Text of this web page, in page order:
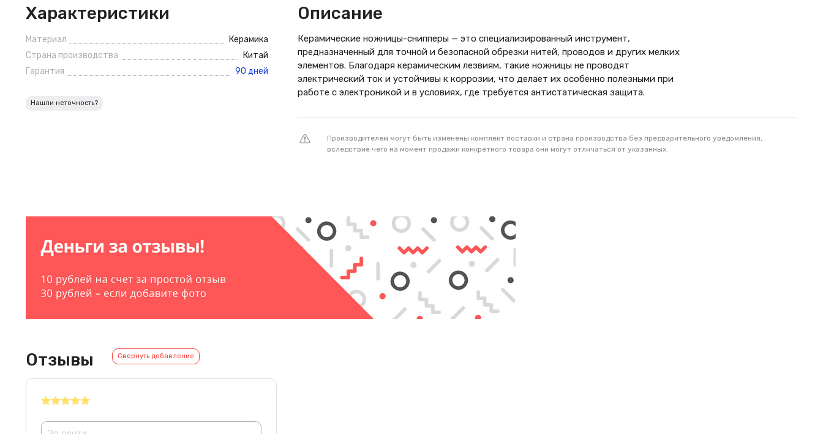
Характеристики
Материал
Керамика
Страна производства
Китай
Гарантия
90 дней
Нашли неточность?
Описание
Керамические ножницы-снипперы — это специализированный инструмент,
предназначенный для точной и безопасной обрезки нитей, проводов и других мелких
элементов. Благодаря керамическим лезвиям, такие ножницы не проводят
электрический ток и устойчивы к коррозии, что делает их особенно полезными при
работе с электроникой и в условиях, где требуется антистатическая защита.
Производителем могут быть изменены комплект поставки и страна производства без предварительного уведомления,
вследствие чего на момент продажи конкретного товара они могут отличаться от указанных.
Отзывы Свернуть добавление